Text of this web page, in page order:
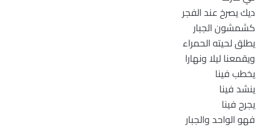
ديك يصرخ عند الفجر
كشمشون الجبار
يطلق لحيته الحمراء
ويقمعنا ليلا ونهارا
يخطب فينا
ينشد فينا
يجرح فينا
فهو الواحد والجبار